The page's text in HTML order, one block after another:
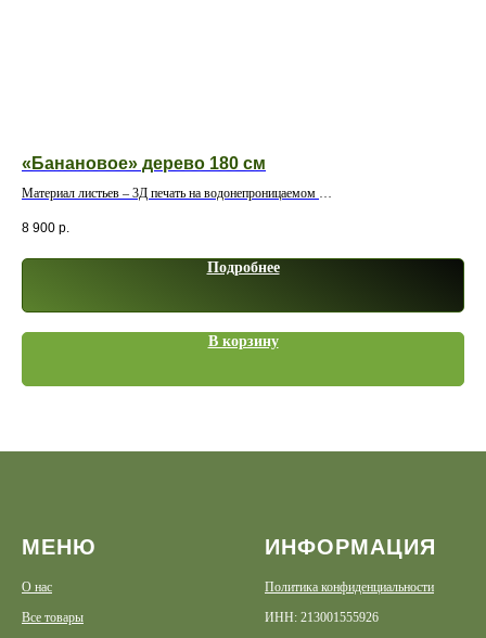
«Банановое» дерево 180 см
Материал листьев – 3Д печать на водонепроницаемом
8 900 р.
Подробнее
В корзину
МЕНЮ
О нас
Все товары
ИНФОРМАЦИЯ
Политика конфиденциальности
ИНН: 213001555926